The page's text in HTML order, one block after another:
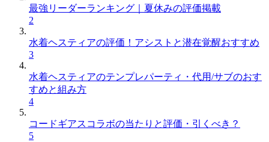
最強リーダーランキング｜夏休みの評価掲載
2
水着ヘスティアの評価！アシストと潜在覚醒おすすめ
3
水着ヘスティアのテンプレパーティ・代用/サブのおす
すめと組み方
4
コードギアスコラボの当たりと評価・引くべき？
5